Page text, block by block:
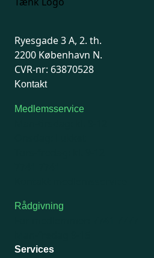
Ryesgade 3 A, 2. th.
2200 København N.
CVR-nr: 63870528
Kontakt
Medlemsservice
Rådgivning
Services